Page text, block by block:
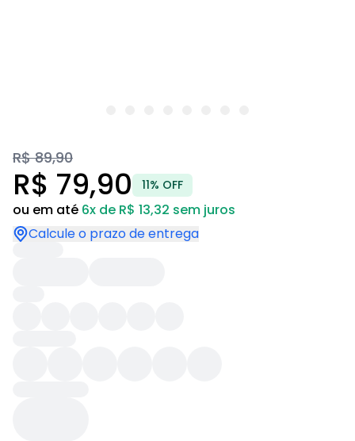
R$ 89,90
R$ 79,90 11% OFF
ou em até 6x de R$ 13,32 sem juros
Calcule o prazo de entrega